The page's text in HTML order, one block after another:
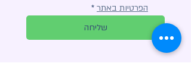
הפרטיות באתר *
שליחה